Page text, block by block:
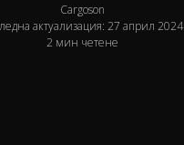
Cargoson
актуализация: 27 април 2024
2 мин четене